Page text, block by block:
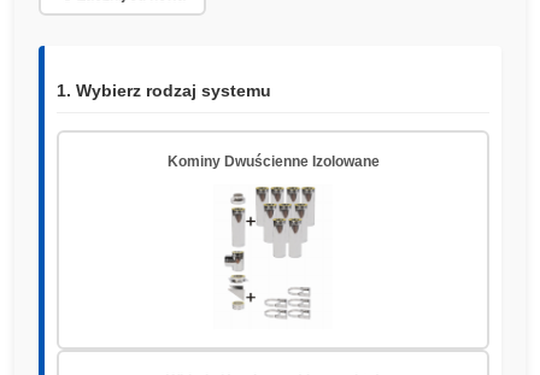
1. Wybierz rodzaj systemu
Kominy Dwuścienne Izolowane